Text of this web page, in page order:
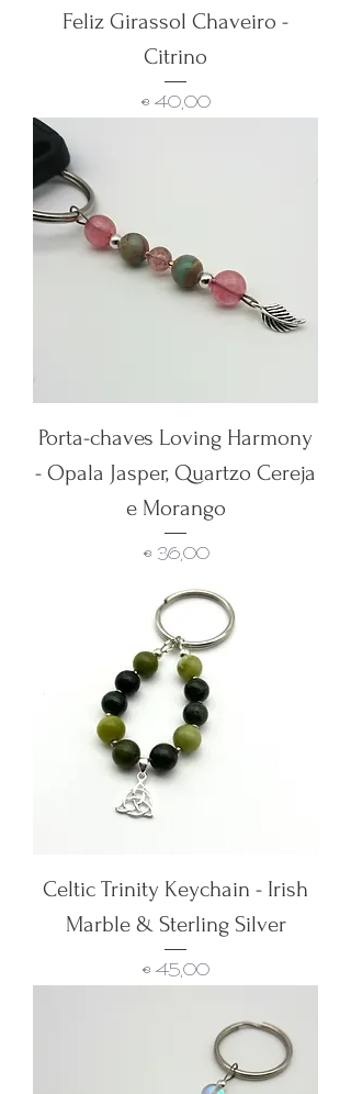
Feliz Girassol Chaveiro -
Citrino
Preço
€ 40,00
Porta-chaves Loving Harmony
- Opala Jasper, Quartzo Cereja
e Morango
Preço
€ 36,00
Celtic Trinity Keychain - Irish
Marble & Sterling Silver
Preço
€ 45,00